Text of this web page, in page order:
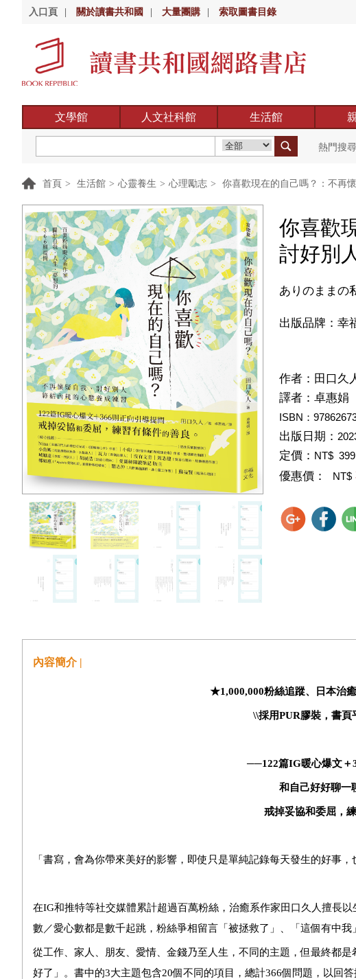
入口頁 關於讀書共和國 大量團購 索取圖書目錄
文學館 人文社科館 生活館
熱門搜
首頁 > 生活館 > 心靈養生 > 心理勵志 > 你喜歡現在的自己嗎？：不再
你喜歡
討好別
ありのままの
出版品牌：幸
作者： 田口久
譯者： 卓惠娟
ISBN：
出版日期：
定價： NT$ 399
優惠價： NT$
內容簡介 |
★1,000,000粉絲追蹤、日本治
\\採用PUR膠裝，書頁
──122篇IG暖心爆文＋
和自己好好聊一
戒掉妥協和委屈，
「書寫，會為你帶來美好的影響，即使只是單純記錄每天發生的好事
在IG和推特等社交媒體累計超過百萬粉絲，治癒系作家田口久人擅長
數／愛心數都是數千起跳，粉絲爭相留言「被拯救了」、「這個有中我
從工作、家人、朋友、愛情、金錢乃至人生，不同的主題，但最終都
好了」。書中的3大主題包含20個不同的項目，總計366個問題，以回答